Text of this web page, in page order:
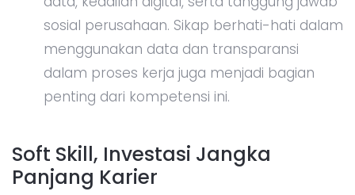
sosial perusahaan. Sikap berhati-hati dalam
menggunakan data dan transparansi
dalam proses kerja juga menjadi bagian
penting dari kompetensi ini.
Soft Skill, Investasi Jangka
Panjang Karier